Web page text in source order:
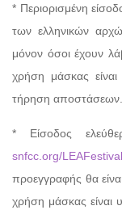
* Περιορισμένη
των ελληνικών
μόνον όσοι έχουν
χρήση μάσκας
τήρηση αποστάσεων.
* Είσοδος
snfcc.org/
προεγγραφής θα
χρήση μάσκας είναι